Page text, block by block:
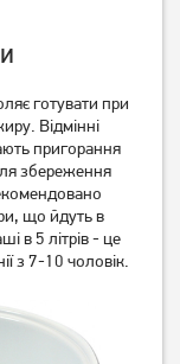
Rotex RMC
готувати при
Відмінні
пригорання
збереження
що йдуть в
в 5 літрів - це
з 7-10 чоловік.